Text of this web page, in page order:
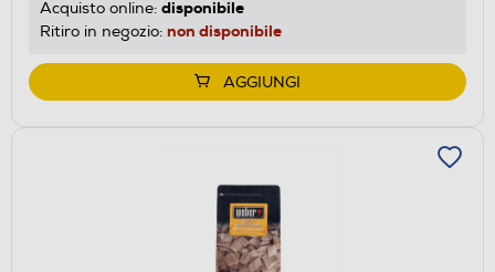
Acquisto online: disponibile
Ritiro in negozio: non disponibile
AGGIUNGI